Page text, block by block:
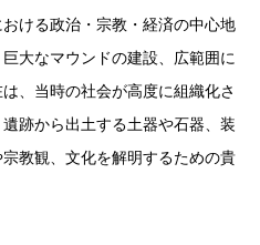
ける政治・宗教・経済の中心地
大なマウンドの建設、広範囲に
、当時の社会が高度に組織化さ
跡から出土する土器や石器、装
教観、文化を解明するための貴